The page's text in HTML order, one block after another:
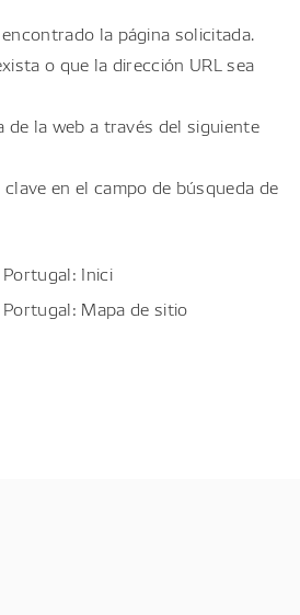
la página solicitada.
o que la dirección URL sea
de la web a través del siguiente
en el campo de búsqueda de
Portugal: Inici
Portugal: Mapa de sitio